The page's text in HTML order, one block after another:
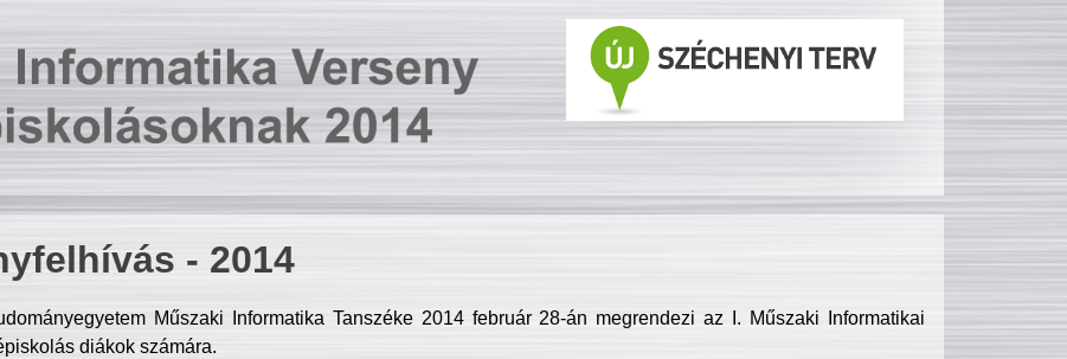
- 2014
Műszaki Informatika Tanszéke 2014 február 28-án megrendezi az I. Műszaki Informatikai
diákok számára.